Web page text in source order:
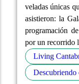
veladas únicas
asistieron: la
programación
por un recorrido
Living
Descubriendo